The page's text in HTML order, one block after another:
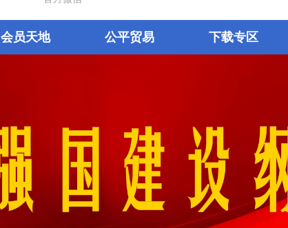
会员天地 公平贸易 下载专区